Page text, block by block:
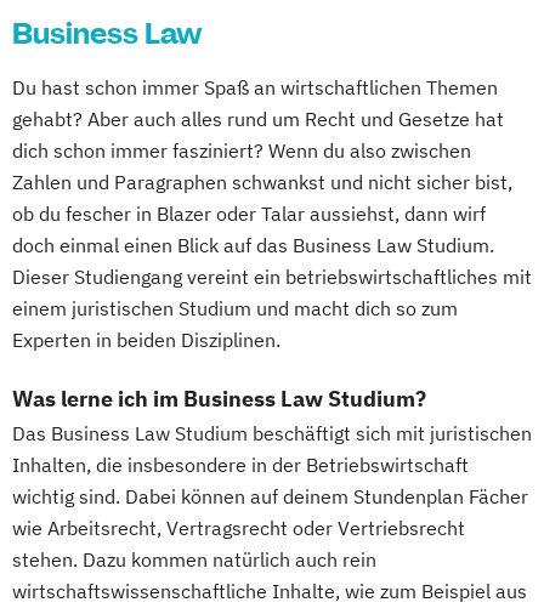
Business Law
Du hast schon immer Spaß an wirtschaftlichen Themen
gehabt? Aber auch alles rund um Recht und Gesetze hat
dich schon immer fasziniert? Wenn du also zwischen
Zahlen und Paragraphen schwankst und nicht sicher bist,
ob du fescher in Blazer oder Talar aussiehst, dann wirf
doch einmal einen Blick auf das Business Law Studium.
Dieser Studiengang vereint ein betriebswirtschaftliches mit
einem juristischen Studium und macht dich so zum
Experten in beiden Disziplinen.
Was lerne ich im Business Law Studium?
Das Business Law Studium beschäftigt sich mit juristischen
Inhalten, die insbesondere in der Betriebswirtschaft
wichtig sind. Dabei können auf deinem Stundenplan Fächer
wie Arbeitsrecht, Vertragsrecht oder Vertriebsrecht
stehen. Dazu kommen natürlich auch rein
wirtschaftswissenschaftliche Inhalte, wie zum Beispiel aus